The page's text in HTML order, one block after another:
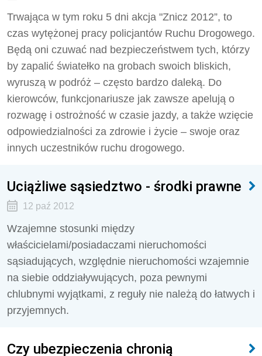
Trwająca w tym roku 5 dni akcja "Znicz 2012”, to
czas wytężonej pracy policjantów Ruchu Drogowego.
Będą oni czuwać nad bezpieczeństwem tych, którzy
by zapalić światełko na grobach swoich bliskich,
wyruszą w podróż – często bardzo daleką. Do
kierowców, funkcjonariusze jak zawsze apelują o
rozwagę i ostrożność w czasie jazdy, a także wzięcie
odpowiedzialności za zdrowie i życie – swoje oraz
innych uczestników ruchu drogowego.
Uciążliwe sąsiedztwo - środki prawne
12 paź 2012
Wzajemne stosunki między
właścicielami/posiadaczami nieruchomości
sąsiadujących, względnie nieruchomości wzajemnie
na siebie oddziaływujących, poza pewnymi
chlubnymi wyjątkami, z reguły nie należą do łatwych i
przyjemnych.
Czy ubezpieczenia chronią